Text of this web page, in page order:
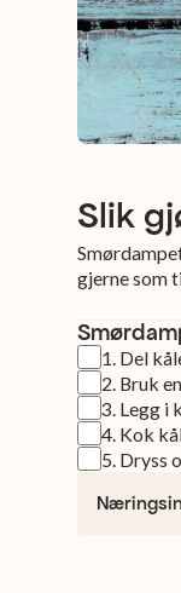
Slik
gjerne som
1. Del
2. Bruk
3. Legg i
4. Kok
5. Dryss